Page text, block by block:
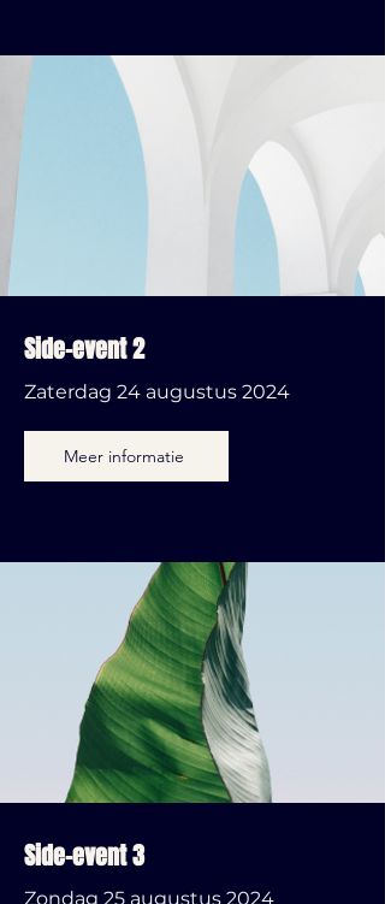
Side-event 2
Zaterdag 24 augustus 2024
Meer informatie
Side-event 3
Zondag 25 augustus 2024